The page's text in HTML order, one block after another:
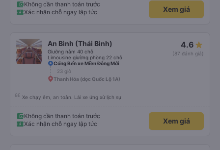
Không cần thanh toán trước
Xác nhận chỗ ngay lập tức
Xem giá
An Bình (Thái Bình)
Giường nằm 40 chỗ
Limousine giường phòng 22 chỗ
4.6
(87 đánh giá)
Cổng Bến xe Miền Đông Mới
23 giờ
Thanh Hóa (dọc Quốc Lộ 1A)
Xe chạy êm, an toàn. Lái xe ứng xử lịch sự
Không cần thanh toán trước
Xác nhận chỗ ngay lập tức
Xem giá